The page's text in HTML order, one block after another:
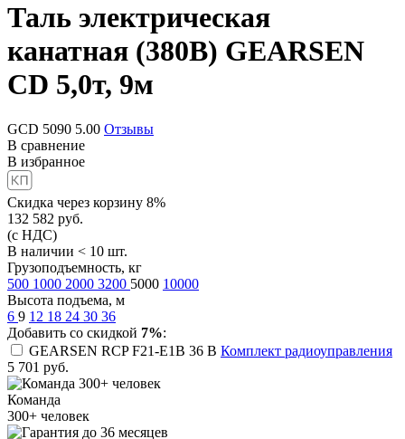
Таль электрическая
канатная (380В) GEARSEN
CD 5,0т, 9м
GCD 5090 5.00 Отзывы
В сравнение
В избранное
Скидка через корзину 8%
132 582 руб.
(с НДС)
В наличии < 10 шт.
Грузоподъемность, кг
500 1000 2000 3200 5000 10000
Высота подъема, м
6 9 12 18 24 30 36
Добавить со скидкой 7%:
GEARSEN RCP F21-E1B 36 B Комплект радиоуправления
5 701 руб.
Команда
300+ человек